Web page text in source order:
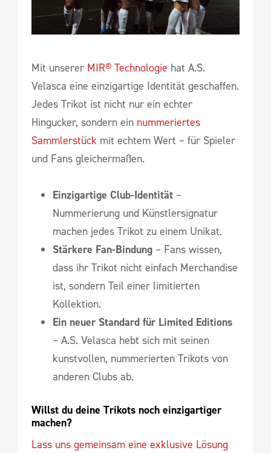
Mit unserer MIR® Technologie hat A.S.
Velasca eine einzigartige Identität geschaffen.
Jedes Trikot ist nicht nur ein echter
Hingucker, sondern ein nummeriertes
Sammlerstück mit echtem Wert – für Spieler
und Fans gleichermaßen.
Einzigartige Club-Identität –
Nummerierung und Künstlersignatur
machen jedes Trikot zu einem Unikat.
Stärkere Fan-Bindung – Fans wissen,
dass ihr Trikot nicht einfach Merchandise
ist, sondern Teil einer limitierten
Kollektion.
Ein neuer Standard für Limited Editions
– A.S. Velasca hebt sich mit seinen
kunstvollen, nummerierten Trikots von
anderen Clubs ab.
Willst du deine Trikots noch einzigartiger
machen?
Lass uns gemeinsam eine exklusive Lösung